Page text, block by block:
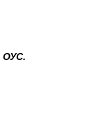
ОУС.